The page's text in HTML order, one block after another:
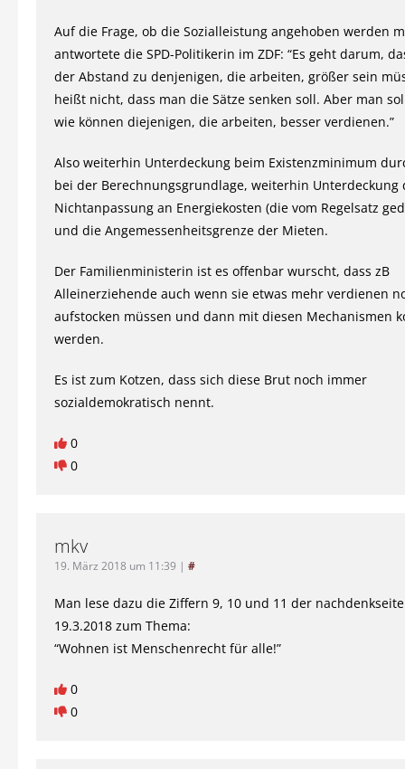
Auf die Frage, ob die Sozialleistung angehoben werden
antwortete die SPD-Politikerin im ZDF: “Es geht darum,
der Abstand zu denjenigen, die arbeiten, größer sein
heißt nicht, dass man die Sätze senken soll. Aber man
wie können diejenigen, die arbeiten, besser verdienen.”
Also weiterhin Unterdeckung beim Existenzminimum
bei der Berechnungsgrundlage, weiterhin Unterdeckung
Nichtanpassung an Energiekosten (die vom Regelsatz
und die Angemessenheitsgrenze der Mieten.
Der Familienministerin ist es offenbar wurscht, dass zB
Alleinerziehende auch wenn sie etwas mehr verdienen
aufstocken müssen und dann mit diesen Mechanismen
werden.
Es ist zum Kotzen, dass sich diese Brut noch immer
sozialdemokratisch nennt.
0
0
mkv
19. März 2018 um 11:39 | #
Man lese dazu die Ziffern 9, 10 und 11 der
19.3.2018 zum Thema:
“Wohnen ist Menschenrecht für alle!”
0
0